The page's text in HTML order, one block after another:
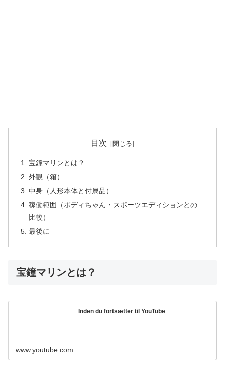
目次
宝鐘マリンとは？
外観（箱）
中身（人形本体と付属品）
稼働範囲（ボディちゃん・スポーツエディションとの
比較）
最後に
宝鐘マリンとは？
Inden du fortsætter til YouTube
www.youtube.com